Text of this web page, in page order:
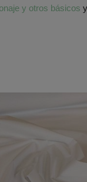
y otros básicosy